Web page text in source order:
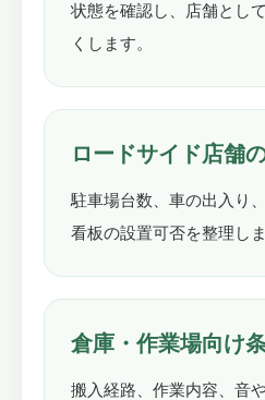
状態を確認し、店舗とし
くします。
ロードサイド店舗
駐車場台数、車の出入り
看板の設置可否を整理しま
倉庫・作業場向け
搬入経路、作業内容、音